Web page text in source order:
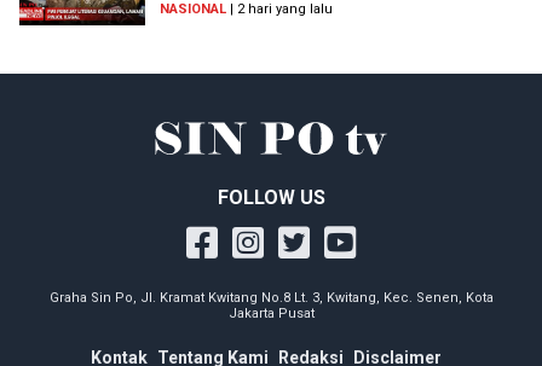
NASIONAL | 2 hari yang lalu
FOLLOW US
Graha Sin Po, Jl. Kramat Kwitang No.8 Lt. 3, Kwitang, Kec. Senen, Kota
Jakarta Pusat
Kontak Tentang Kami Redaksi Disclaimer